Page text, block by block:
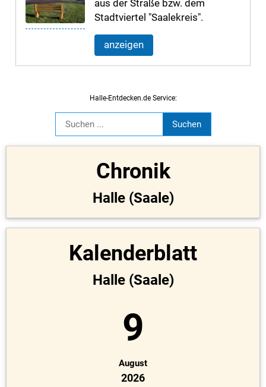
aus der Straße bzw. dem
Stadtviertel "Saalekreis".
anzeigen
Halle-Entdecken.de Service:
Chronik
Halle (Saale)
Kalenderblatt
Halle (Saale)
9
August
2026